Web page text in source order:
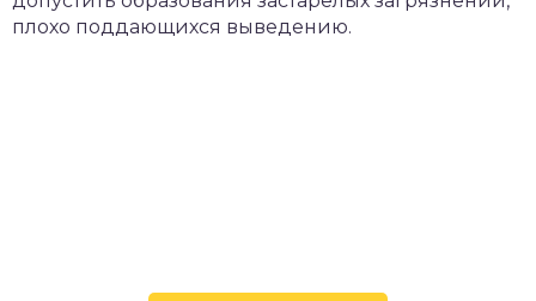
плохо поддающихся выведению.